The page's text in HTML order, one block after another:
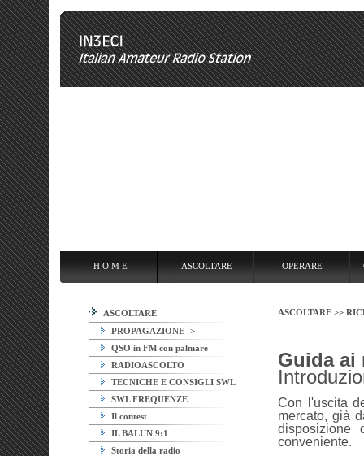
ASCOLTARE
PROPAGAZIONE ->
QSO in FM con palmare
RADIOASCOLTO
TECNICHE E CONSIGLI SWL
SWL FREQUENZE
Il contest
IL BALUN 9:1
Storia della radio
ASCOLTARE >>
Guida ai
Con l'uscita
mercato, già
disposizione
conveniente.
H O M E ASCOLTARE OPERARE